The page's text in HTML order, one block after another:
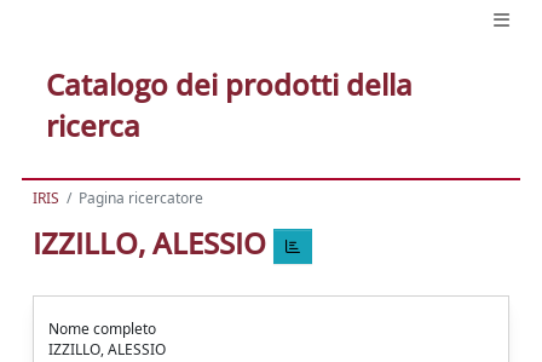
Catalogo dei prodotti della
ricerca
IRIS Pagina ricercatore
IZZILLO, ALESSIO
Nome completo
IZZILLO, ALESSIO